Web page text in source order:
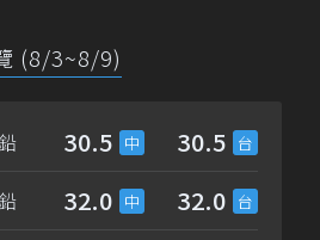
(8/3~8/9)
30.5 30.5
32.0 32.0